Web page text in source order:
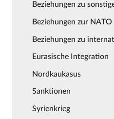
Beziehungen zu
Beziehungen zur NATO
Beziehungen zu
Eurasische Integration
Nordkaukasus
Sanktionen
Syrienkrieg